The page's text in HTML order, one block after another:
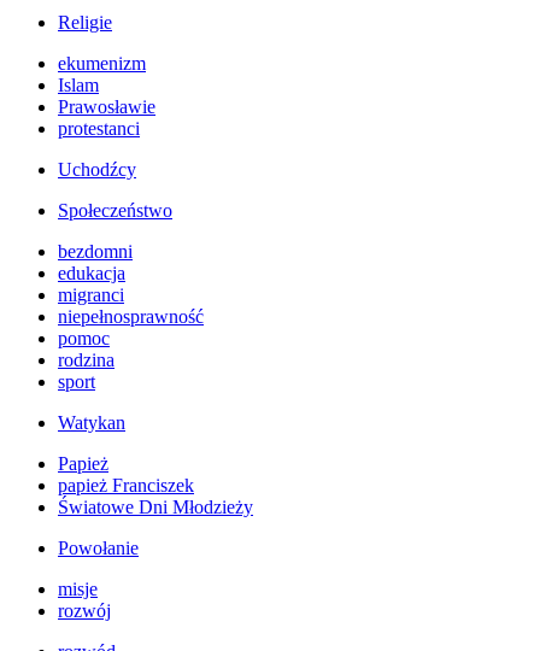
Religie
ekumenizm
Islam
Prawosławie
protestanci
Uchodźcy
Społeczeństwo
bezdomni
edukacja
migranci
niepełnosprawność
pomoc
rodzina
sport
Watykan
Papież
papież Franciszek
Światowe Dni Młodzieży
Powołanie
misje
rozwój